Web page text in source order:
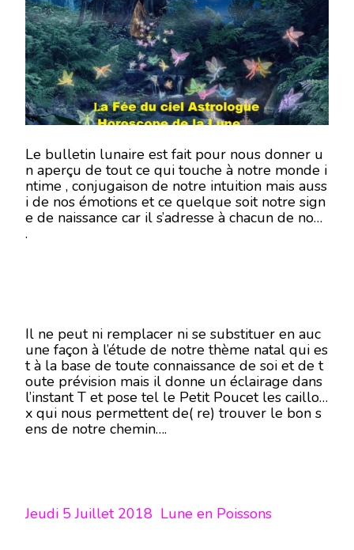
DU
5
JUILLET
2018-
EN
MODE
ÉCRITURE-
Le bulletin lunaire est fait pour nous donner u
n aperçu de tout ce qui touche à notre monde i
ntime , conjugaison de notre intuition mais auss
i de nos émotions et ce quelque soit notre sign
e de naissance car il s’adresse à chacun de nous
.
Il ne peut ni remplacer ni se substituer en auc
une façon à l’étude de notre thème natal qui es
t à la base de toute connaissance de soi et de t
oute prévision mais il donne un éclairage dans
l’instant T et pose tel le Petit Poucet les caillou
x qui nous permettent de( re) trouver le bon s
ens de notre chemin….
Jeudi 5 Juillet 2018 Lune en Poissons